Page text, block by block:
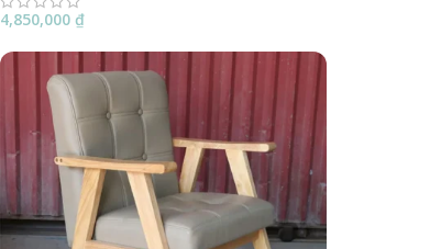
4,850,000₫